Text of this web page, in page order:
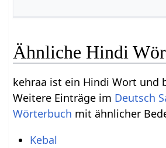
Ähnliche Hindi
kehraa ist ein Hindi Wort und
Weitere Einträge im Deutsch
Wörterbuch mit ähnlicher
Kebal